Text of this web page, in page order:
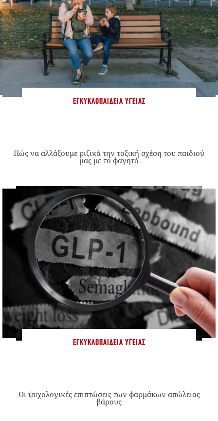
ΕΓΚΥΚΛΟΠΑΊΔΕΙΑ ΥΓΕΊΑΣ
Πώς να αλλάξουμε ριζικά την τοξική σχέση του παιδιού
μας με το φαγητό
ΕΓΚΥΚΛΟΠΑΊΔΕΙΑ ΥΓΕΊΑΣ
Οι ψυχολογικές επιπτώσεις των φαρμάκων απώλειας
βάρους